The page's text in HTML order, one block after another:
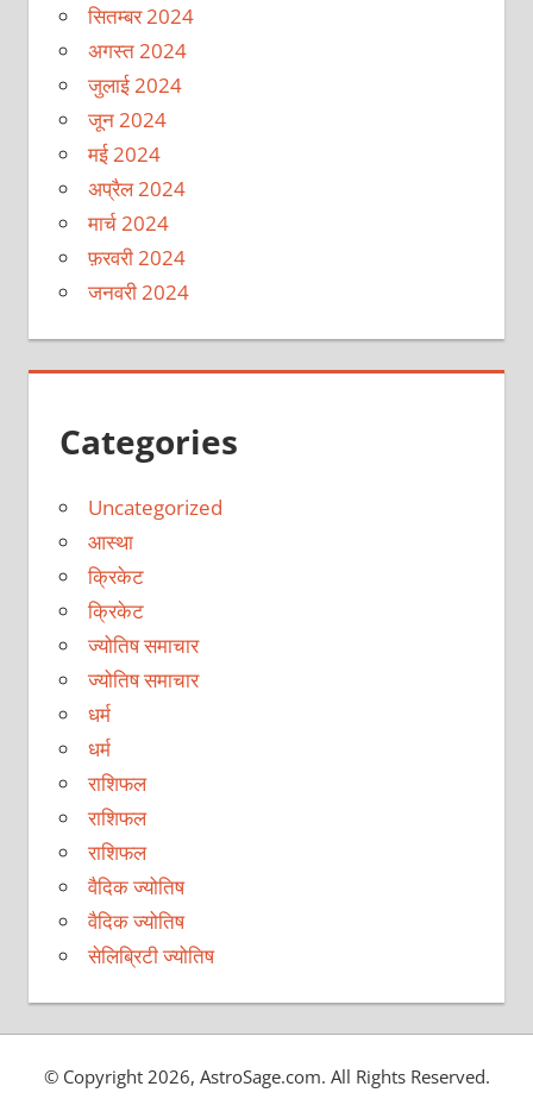
सितम्बर 2024
अगस्त 2024
जुलाई 2024
जून 2024
मई 2024
अप्रैल 2024
मार्च 2024
फ़रवरी 2024
जनवरी 2024
Categories
Uncategorized
आस्था
क्रिकेट
क्रिकेट
ज्योतिष समाचार
ज्योतिष समाचार
धर्म
धर्म
राशिफल
राशिफल
राशिफल
वैदिक ज्योतिष
वैदिक ज्योतिष
सेलिब्रिटी ज्योतिष
© Copyright 2026, AstroSage.com. All Rights Reserved.